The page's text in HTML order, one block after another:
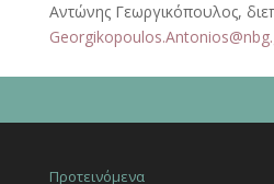
Αντώνης Γεωργικόπουλος,
Προτεινόμενα